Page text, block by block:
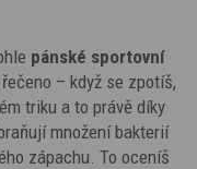
pánské sportovní
– když se zpotíš,
triku a to právě díky
množení bakterií
zápachu. To oceníš